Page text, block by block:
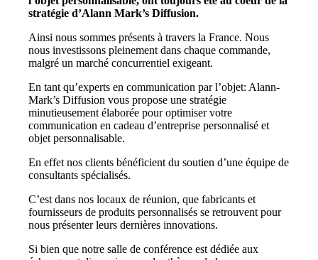
stratégie d’Alann Mark’s Diffusion.
Ainsi nous sommes présents à travers la France. Nous
nous investissons pleinement dans chaque commande,
malgré un marché concurrentiel exigeant.
En tant qu’experts en communication par l’objet: Alann-
Mark’s Diffusion vous propose une stratégie
minutieusement élaborée pour optimiser votre
communication en cadeau d’entreprise personnalisé et
objet personnalisable.
En effet nos clients bénéficient du soutien d’une équipe de
consultants spécialisés.
C’est dans nos locaux de réunion, que fabricants et
fournisseurs de produits personnalisés se retrouvent pour
nous présenter leurs dernières innovations.
Si bien que notre salle de conférence est dédiée aux